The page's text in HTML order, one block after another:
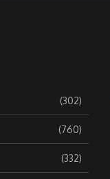
(302)
(760)
(332)